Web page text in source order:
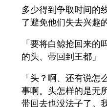
多少得到争取时间的
了避免他们失去兴趣
「要将白鲸抢回来
的头、带回到王都」
「头？啊、还有说怎
事啊。头怎样的是无
带回去也没法子了。